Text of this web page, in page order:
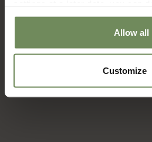
Policypage.
Allow all
Customize
Summer